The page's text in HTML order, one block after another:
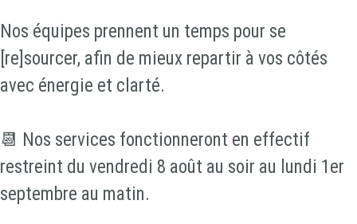
Nos équipes prennent un temps pour se
[re]sourcer, afin de mieux repartir à vos côtés
avec énergie et clarté.
📆 Nos services fonctionneront en effectif
restreint du vendredi 8 août au soir au lundi 1er
septembre au matin.